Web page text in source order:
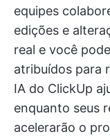
equipes
edições e
real e você
atribuídos para
IA do ClickUp
enquanto seus
acelerarão o